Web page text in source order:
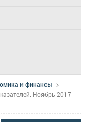
и финансы
Ноябрь 2017